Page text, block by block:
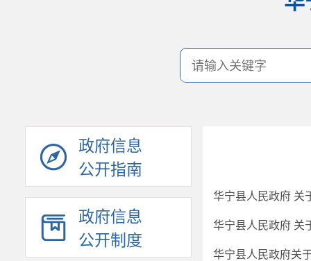
政府信息
公开指南
政府信息
公开制度
华宁县人民政府 关
华宁县人民政府 关
华宁县人民政府关